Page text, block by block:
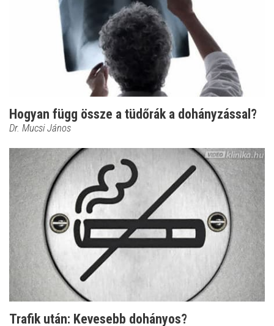
Hogyan függ össze a tüdőrák a dohányzással?
Dr. Mucsi János
Trafik után: Kevesebb dohányos?